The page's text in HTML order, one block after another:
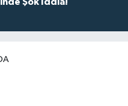
Şok İddia!